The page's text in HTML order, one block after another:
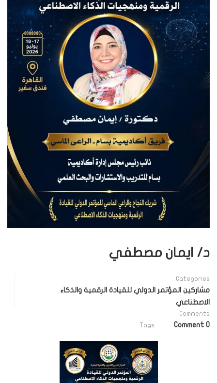
د/ ايمان مصطفي
Categories
مشاركين المؤتمر الدولي للقيادة الرقمية والذكاء
الاصطناعي
Comments
0 Comment
Tags